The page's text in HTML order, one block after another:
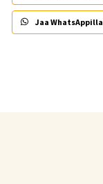
Jaa WhatsAppilla